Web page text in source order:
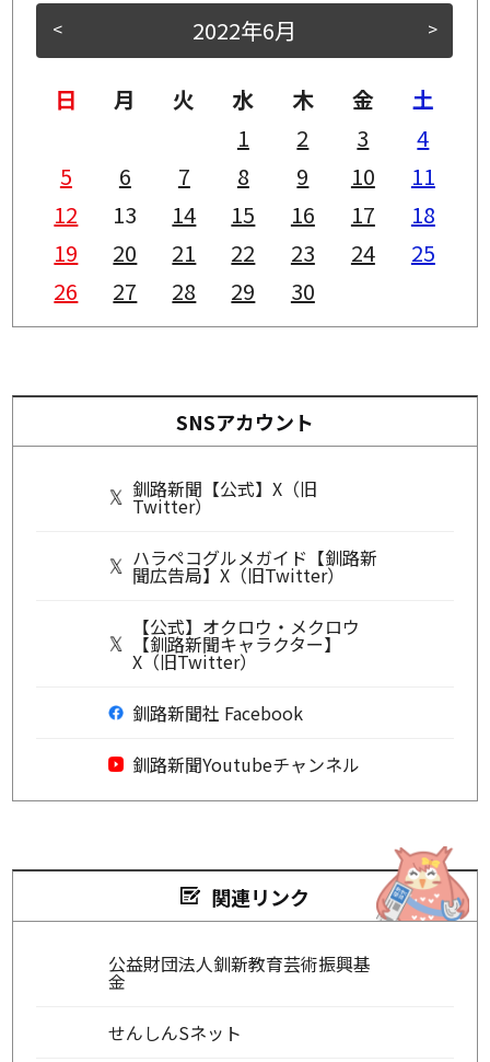
< >
2022年6月
日 月 火 水 木 金
土
1
2 3
4
5
6 7 8 9 10
11
12
13 14 15 16 17
18
19
20 21 22 23 24
25
26
27 28 29 30
SNSアカウント
釧路新聞【公式】X（旧
Twitter）
ハラペコグルメガイド【釧路新
聞広告局】X（旧Twitter）
【公式】オクロウ・メクロウ
【釧路新聞キャラクター】
X（旧Twitter）
釧路新聞社 Facebook
釧路新聞Youtubeチャンネル
関連リンク
公益財団法人釧新教育芸術振興基
金
せんしんSネット